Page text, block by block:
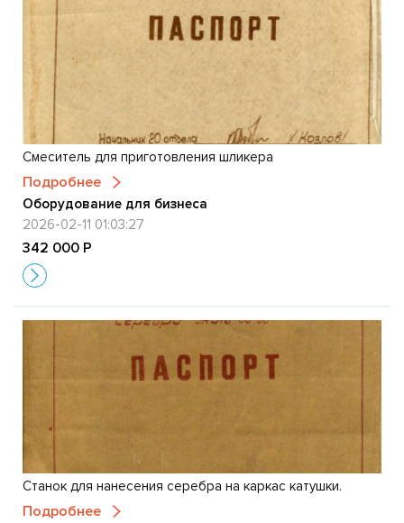
Смеситель для приготовления шликера
Подробнее
Оборудование для бизнеса
2026-02-11 01:03:27
342 000 Р
Станок для нанесения серебра на каркас катушки.
Подробнее